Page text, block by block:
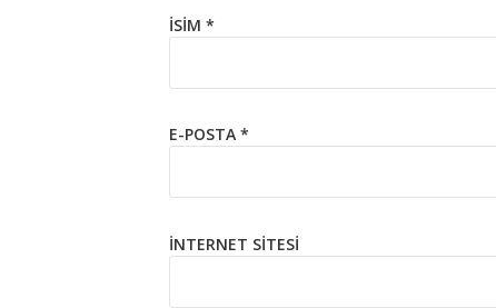
İSIM *
E-POSTA *
İNTERNET SITESI